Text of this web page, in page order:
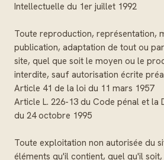
Intellectuelle du 1er juillet 1992
Toute reproduction, représentation,
publication, adaptation de tout ou
site, quel que soit le moyen ou le
interdite, sauf autorisation écrite
Article 41 de la loi du 11 mars 1957
Article L. 226-13 du Code pénal et la
du 24 octobre 1995
Toute exploitation non autorisée du
éléments qu'il contient, quel qu'il